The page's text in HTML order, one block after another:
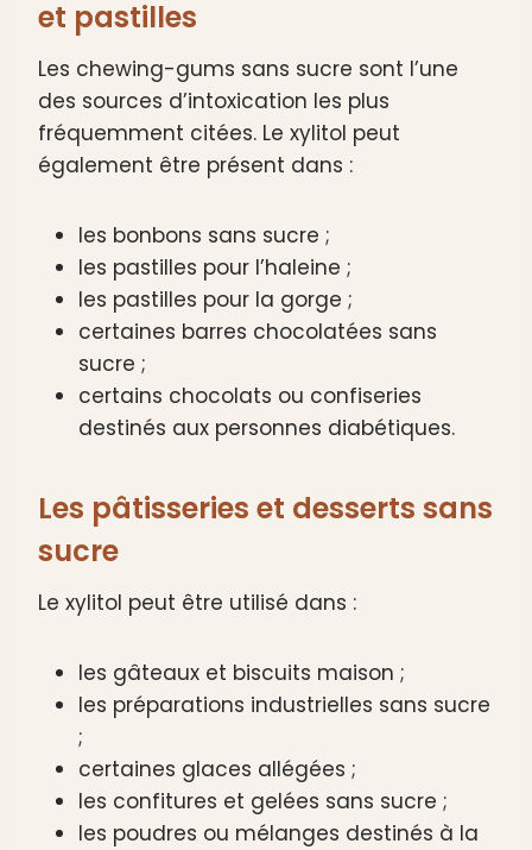
et pastilles
Les chewing-gums sans sucre sont l’une
des sources d’intoxication les plus
fréquemment citées. Le xylitol peut
également être présent dans :
les bonbons sans sucre ;
les pastilles pour l’haleine ;
les pastilles pour la gorge ;
certaines barres chocolatées sans
sucre ;
certains chocolats ou confiseries
destinés aux personnes diabétiques.
Les pâtisseries et desserts sans
sucre
Le xylitol peut être utilisé dans :
les gâteaux et biscuits maison ;
les préparations industrielles sans sucre
;
certaines glaces allégées ;
les confitures et gelées sans sucre ;
les poudres ou mélanges destinés à la